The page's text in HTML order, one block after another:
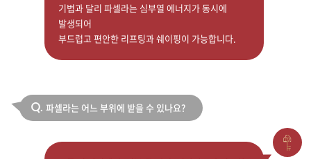
기법과 달리 파셀라는 심부열 에너지가 동시에
발생되어
부드럽고 편안한 리프팅과 쉐이핑이 가능합니다.
Q. 파셀라는 어느 부위에 받을 수 있나요?